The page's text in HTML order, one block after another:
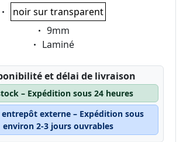
Eigenschaft:
noir sur transparent
Eigenschaft:
9mm
Eigenschaft:
Laminé
et délai de livraison
– Expédition sous 24 heures
entrepôt externe – Expédition sous
environ 2-3 jours ouvrables